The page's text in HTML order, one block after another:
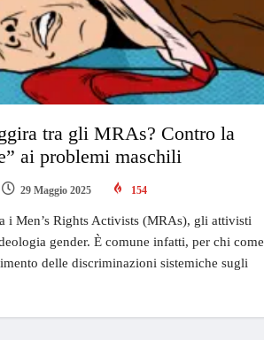
tra gli MRAs? Contro la
ai problemi maschili
29 Maggio 2025 154
i Men’s Rights Activists (MRAs), gli attivisti
gender. È comune infatti, per chi come
delle discriminazioni sistemiche sugli